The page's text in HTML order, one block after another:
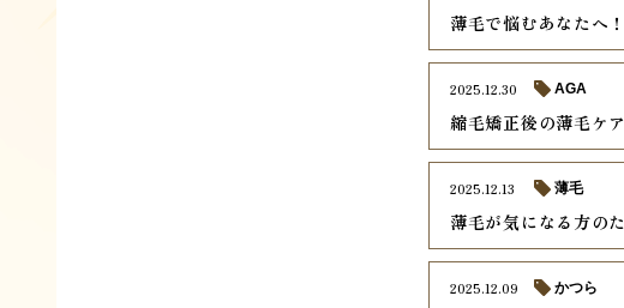
薄毛で悩むあなたへ
縮毛矯正後の薄毛ケ
2025.12.30 AGA
薄毛が気になる方の
2025.12.13 薄毛
2025.12.09 かつら